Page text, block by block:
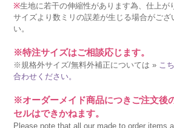
※生地に若干の伸縮性があります為、仕上が
サイズより数ミリの誤差が生じる場合がござ
い。
※特注サイズはご相談応じます。
※規格外サイズ/無料外補正については » こ
合わせください。
※オーダーメイド商品につきご注文後
セルはできかねます。
Please note that all our made to order items